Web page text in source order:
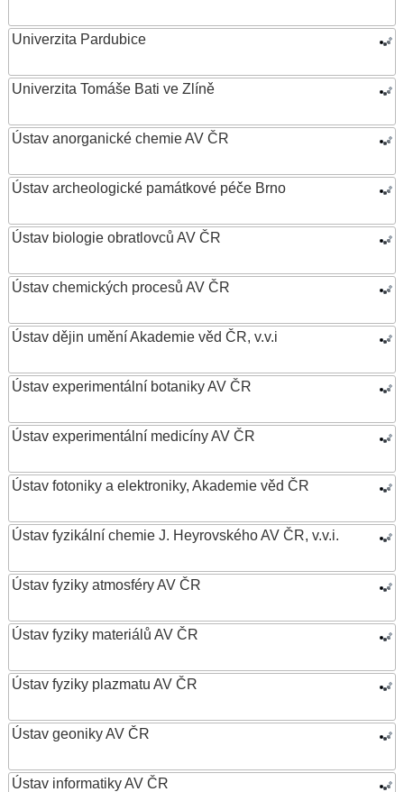
Univerzita Pardubice
Univerzita Tomáše Bati ve Zlíně
Ústav anorganické chemie AV ČR
Ústav archeologické památkové péče Brno
Ústav biologie obratlovců AV ČR
Ústav chemických procesů AV ČR
Ústav dějin umění Akademie věd ČR, v.v.i
Ústav experimentální botaniky AV ČR
Ústav experimentální medicíny AV ČR
Ústav fotoniky a elektroniky, Akademie věd ČR
Ústav fyzikální chemie J. Heyrovského AV ČR, v.v.i.
Ústav fyziky atmosféry AV ČR
Ústav fyziky materiálů AV ČR
Ústav fyziky plazmatu AV ČR
Ústav geoniky AV ČR
Ústav informatiky AV ČR